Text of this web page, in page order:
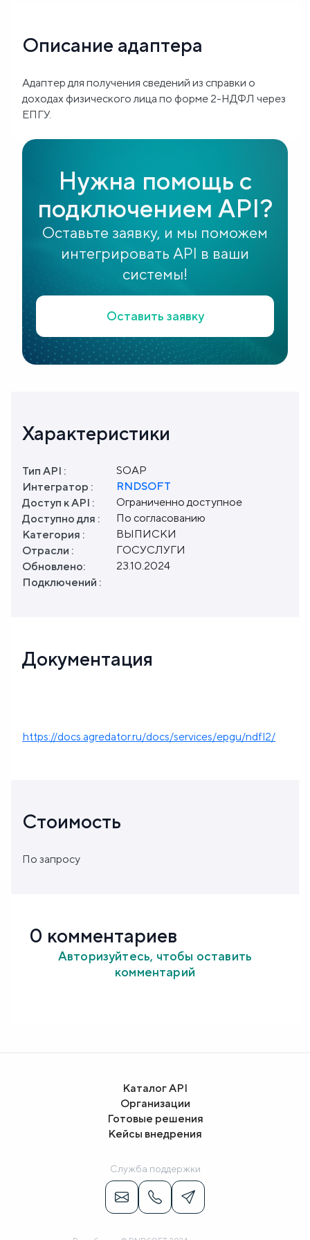
нас
Описание адаптера
Адаптер для получения сведений из справки о
доходах физического лица по форме 2-НДФЛ через
ЕПГУ.
Нужна помощь с
подключением API?
Оставьте заявку, и мы поможем
интегрировать API в ваши
системы!
Оставить заявку
Характеристики
Тип API :
SOAP
Интегратор :
RNDSOFT
Доступ к API :
Ограниченно доступное
Доступно для :
По согласованию
Категория :
ВЫПИСКИ
Отрасли :
ГОСУСЛУГИ
Обновлено:
23.10.2024
Подключений :
Документация
https://docs.agredator.ru/docs/services/epgu/ndfl2/
Стоимость
По запросу
0 комментариев
Авторизуйтесь, чтобы оставить
комментарий
Каталог API
Организации
Готовые решения
Кейсы внедрения
Служба поддержки